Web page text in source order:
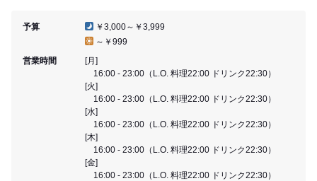
予算
￥3,000～￥3,999
～￥999
営業時間
[月]
16:00 - 23:00（L.O. 料理22:00 ドリンク22:30）
[火]
16:00 - 23:00（L.O. 料理22:00 ドリンク22:30）
[水]
16:00 - 23:00（L.O. 料理22:00 ドリンク22:30）
[木]
16:00 - 23:00（L.O. 料理22:00 ドリンク22:30）
[金]
16:00 - 23:00（L.O. 料理22:00 ドリンク22:30）